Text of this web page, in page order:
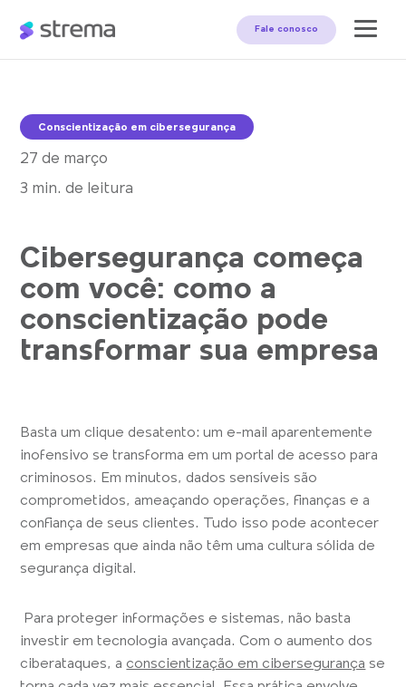
Fale conosco
Conscientização em cibersegurança
27 de março
3 min. de leitura
Cibersegurança começa
com você: como a
conscientização pode
transformar sua empresa
Basta um clique desatento: um e-mail aparentemente
inofensivo se transforma em um portal de acesso para
criminosos. Em minutos, dados sensíveis são
comprometidos, ameaçando operações, finanças e a
confiança de seus clientes. Tudo isso pode acontecer
em empresas que ainda não têm uma cultura sólida de
segurança digital.
Para proteger informações e sistemas, não basta
investir em tecnologia avançada. Com o aumento dos
ciberataques, a conscientização em cibersegurança se